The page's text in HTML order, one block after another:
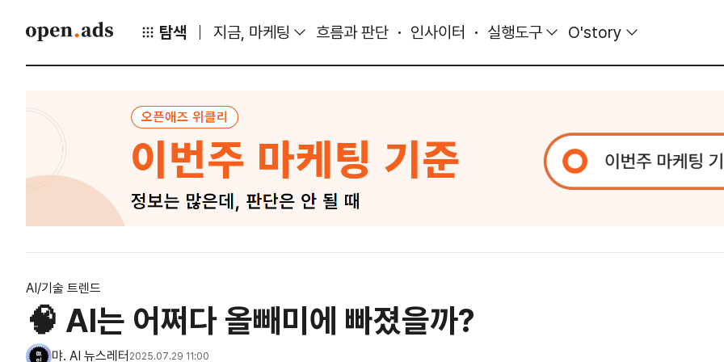
탐색 지금, 마케팅 흐름과 판단 인사이터 실행도구 O'story
AI/기술 트렌드
🧠 AI는 어쩌다 올빼미에 빠졌을까?
먀. AI 뉴스레터 2025.07.29 11:00